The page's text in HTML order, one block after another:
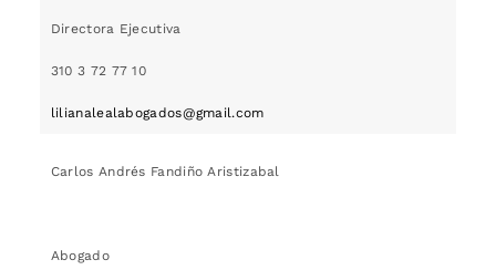
Directora Ejecutiva
310 3 72 77 10
lilianalealabogados@gmail.com
Carlos Andrés Fandiño Aristizabal
Abogado